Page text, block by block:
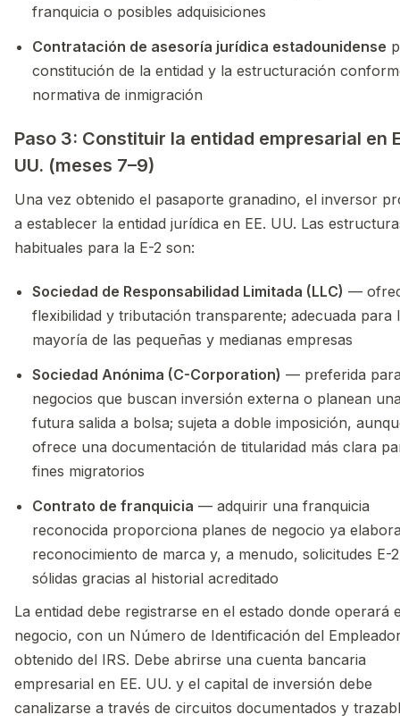
franquicia o posibles adquisiciones
Contratación de asesoría jurídica estadounidense
constitución de la entidad y la estructuración
normativa de inmigración
Paso 3: Constituir la entidad empresarial en
UU. (meses 7–9)
Una vez obtenido el pasaporte granadino, el inversor
a establecer la entidad jurídica en EE. UU. Las
habituales para la E-2 son:
Sociedad de Responsabilidad Limitada (LLC) —
flexibilidad y tributación transparente; adecuada para
mayoría de las pequeñas y medianas empresas
Sociedad Anónima (C-Corporation) — preferida
negocios que buscan inversión externa o planean
futura salida a bolsa; sujeta a doble imposición,
ofrece una documentación de titularidad más clara
fines migratorios
Contrato de franquicia — adquirir una franquicia
reconocida proporciona planes de negocio ya
reconocimiento de marca y, a menudo, solicitudes E-
sólidas gracias al historial acreditado
La entidad debe registrarse en el estado donde operará
negocio, con un Número de Identificación del
obtenido del IRS. Debe abrirse una cuenta bancaria
empresarial en EE. UU. y el capital de inversión debe
canalizarse a través de circuitos documentados y